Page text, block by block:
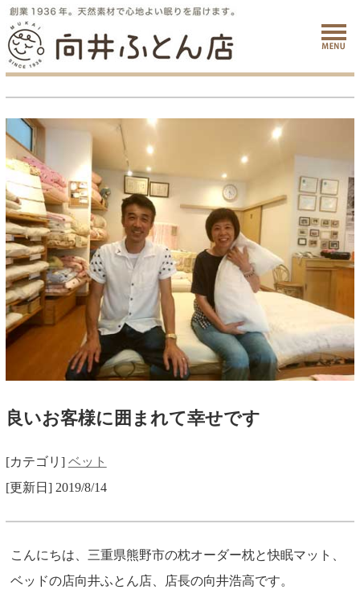
良いお客様に囲まれて幸せです
[カテゴリ] ベット
[更新日] 2019/8/14
こんにちは、三重県熊野市の枕オーダー枕と快眠マット、
ベッドの店向井ふとん店、店長の向井浩高です。